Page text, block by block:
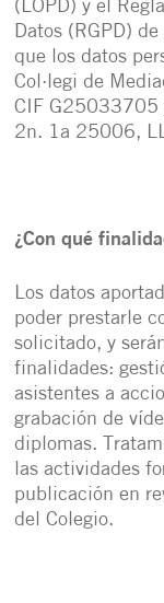
(LOPD) y el
Datos (RGPD)
que los datos
Col·legi de
CIF G25033705
2n. 1a 25006,
¿Con qué
Los datos
poder prestarle
solicitado, y
finalidades:
asistentes a
grabación de
diplomas.
las actividades
publicación en
del Colegio.